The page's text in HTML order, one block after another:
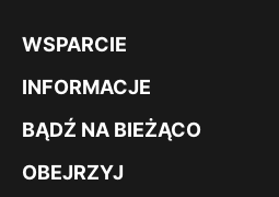
WSPARCIE
INFORMACJE
BĄDŹ NA BIEŻĄCO
OBEJRZYJ